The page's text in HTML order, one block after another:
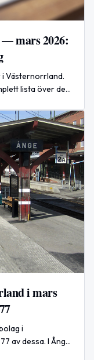
mars 2026:
Västernorrland.
lista över de
i mars
i
av dessa. I Ånge